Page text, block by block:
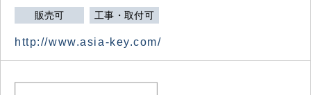
販売可 工事・取付可
http://www.asia-key.com/